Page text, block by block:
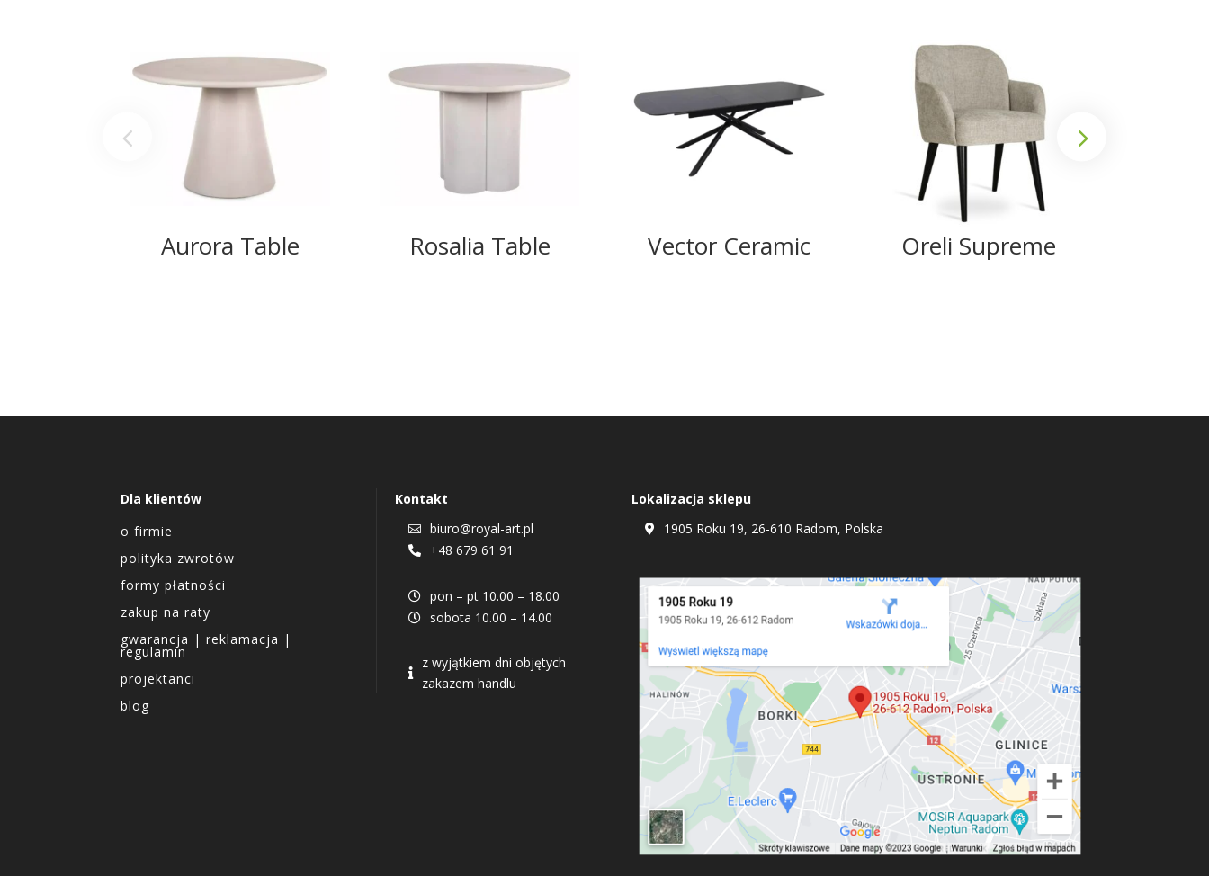
Aurora Table Rosalia Table Vector Ceramic Oreli Supreme
Dla klientów
o firmie
polityka zwrotów
formy płatności
zakup na raty
gwarancja | reklamacja |
regulamin
projektanci
blog
Kontakt
 biuro@royal-art.pl
 +48 679 61 91
 pon – pt 10.00 – 18.00
 sobota 10.00 – 14.00

z wyjątkiem dni objętych
zakazem handlu
Lokalizacja sklepu
 1905 Roku 19, 26-610 Radom, Polska